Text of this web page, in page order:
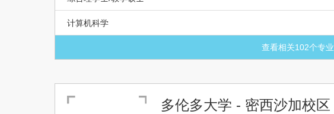
计算机科学
查看相关102个专业
多伦多大学 - 密西沙加校区